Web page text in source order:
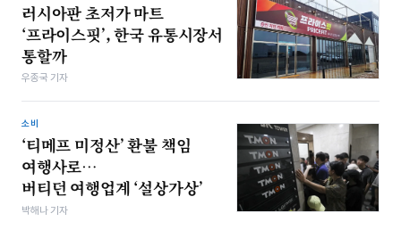
러시아판 초저가 마트
‘프라이스핏’, 한국 유통시장서
통할까
우종국 기자
소비
‘티메프 미정산’ 환불 책임
여행사로…
버티던 여행업계 ‘설상가상’
박해나 기자